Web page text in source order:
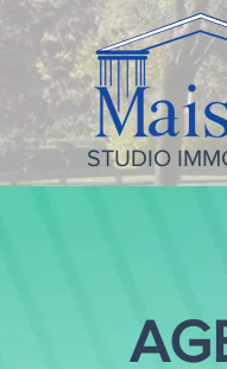
STUDIO